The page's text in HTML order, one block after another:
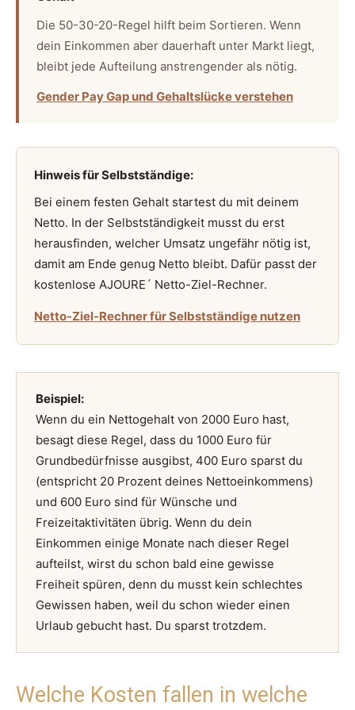
Die 50-30-20-Regel hilft beim Sortieren. Wenn
dein Einkommen aber dauerhaft unter Markt liegt,
bleibt jede Aufteilung anstrengender als nötig.
Gender Pay Gap und Gehaltslücke verstehen
Hinweis für Selbstständige:
Bei einem festen Gehalt startest du mit deinem
Netto. In der Selbstständigkeit musst du erst
herausfinden, welcher Umsatz ungefähr nötig ist,
damit am Ende genug Netto bleibt. Dafür passt der
kostenlose AJOURE´ Netto-Ziel-Rechner.
Netto-Ziel-Rechner für Selbstständige nutzen
Beispiel:
Wenn du ein Nettogehalt von 2000 Euro hast,
besagt diese Regel, dass du 1000 Euro für
Grundbedürfnisse ausgibst, 400 Euro sparst du
(entspricht 20 Prozent deines Nettoeinkommens)
und 600 Euro sind für Wünsche und
Freizeitaktivitäten übrig. Wenn du dein
Einkommen einige Monate nach dieser Regel
aufteilst, wirst du schon bald eine gewisse
Freiheit spüren, denn du musst kein schlechtes
Gewissen haben, weil du schon wieder einen
Urlaub gebucht hast. Du sparst trotzdem.
Welche Kosten fallen in welche